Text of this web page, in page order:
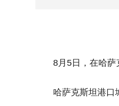
8月5日，在哈萨克
哈萨克斯坦港口城